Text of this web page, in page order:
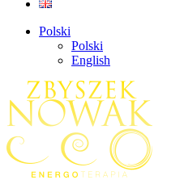
Polski
Polski
English